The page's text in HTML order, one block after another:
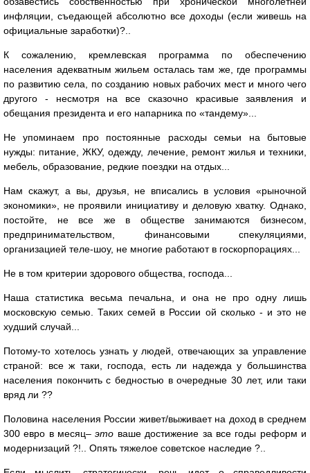
инфляции, съедающей абсолютно все доходы (если живешь на
официальные заработки)?..
К сожалению, кремлевская программа по обеспечению
населения адекватным жильем осталась там же, где программы
по развитию села, по созданию новых рабочих мест и много чего
другого - несмотря на все сказочно красивые заявления и
обещания президента и его напарника по «тандему»...
Не упоминаем про постоянные расходы семьи на бытовые
нужды: питание, ЖКУ, одежду, лечение, ремонт жилья и техники,
мебель, образование, редкие поездки на отдых...
Нам скажут, а вы, друзья, не вписались в условия «рыночной
экономики», не проявили инициативу и деловую хватку. Однако,
постойте, не все же в обществе занимаются бизнесом,
предпринимательством, финансовыми спекуляциями,
организацией теле-шоу, не многие работают в госкорпорациях...
Не в том критерии здорового общества, господа...
Наша статистика весьма печальна, и она не про одну лишь
московскую семью. Таких семей в России ой сколько - и это не
худший случай...
Потому-то хотелось узнать у людей, отвечающих за управление
страной: все ж таки, господа, есть ли надежда у большинства
населения покончить с бедностью в очередные 30 лет, или таки
вряд ли ??
Половина населения России живет/выживает на доход в среднем
300 евро в месяц–это ваше достижение за все годы реформ и
модернизаций ?!.. Опять тяжелое советское наследие ?..